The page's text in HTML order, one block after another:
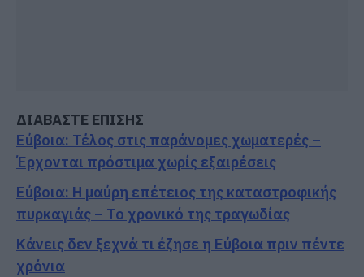
ΔΙΑΒΑΣΤΕ ΕΠΙΣΗΣ
Εύβοια: Τέλος στις παράνομες χωματερές –
Έρχονται πρόστιμα χωρίς εξαιρέσεις
Εύβοια: Η μαύρη επέτειος της καταστροφικής
πυρκαγιάς – Το χρονικό της τραγωδίας
Κάνεις δεν ξεχνά τι έζησε η Εύβοια πριν πέντε
χρόνια